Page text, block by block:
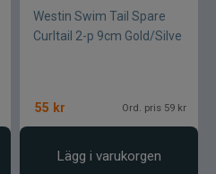
Westin Swim Tail Spare
Curltail 2-p 9cm Gold/Silve
55 kr Ord. pris 59 kr
Lägg i varukorgen